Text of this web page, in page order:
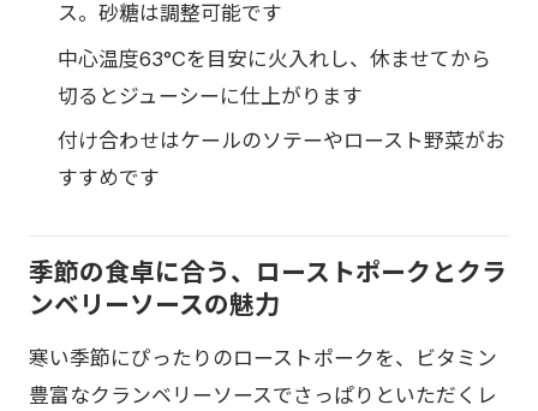
ス。砂糖は調整可能です
中心温度63°Cを目安に火入れし、休ませてから
切るとジューシーに仕上がります
付け合わせはケールのソテーやロースト野菜がお
すすめです
季節の食卓に合う、ローストポークとクラ
ンベリーソースの魅力
寒い季節にぴったりのローストポークを、ビタミン
豊富なクランベリーソースでさっぱりといただくレ